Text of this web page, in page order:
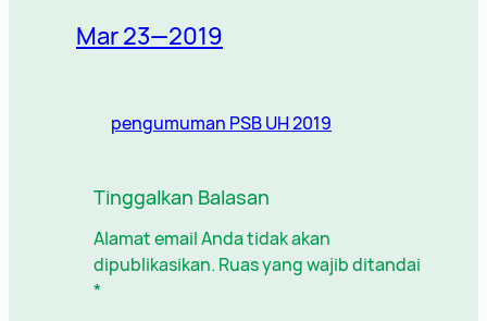
Mar 23—2019
pengumuman PSB UH 2019
Tinggalkan Balasan
Alamat email Anda tidak akan
dipublikasikan. Ruas yang wajib ditandai
*